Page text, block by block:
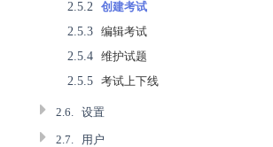
2.5.2 创建考试
2.5.3 编辑考试
2.5.4 维护试题
2.5.5 考试上下线
2.6. 设置
2.7. 用户